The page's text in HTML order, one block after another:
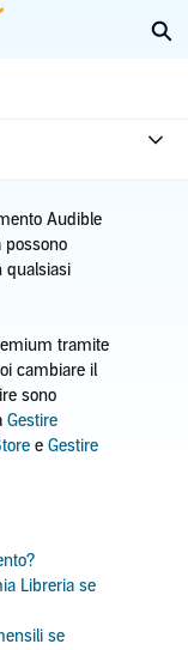
Audible
possono
qualsiasi
tramite
cambiare il
sono
Gestire
e Gestire
Libreria se
se